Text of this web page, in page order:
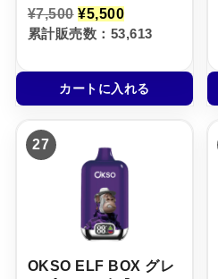
リースイカ＆サワーア
ップルラズベリー＆ハ
5%
¥7,500 元
の
価
は
¥
で
し
た
¥5,500現
在
の
格
は
¥
0
累計販売数：53,613
カートに入れる
27
OKSO ELF BOX グレ